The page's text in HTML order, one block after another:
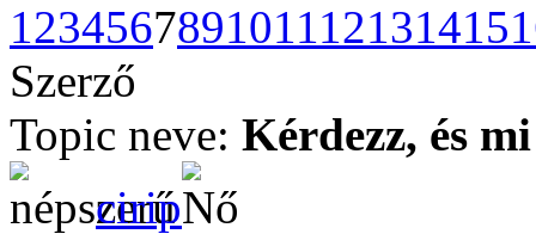
123456789101112131415
Szerző
Topic neve: Kérdezz, és
cirip